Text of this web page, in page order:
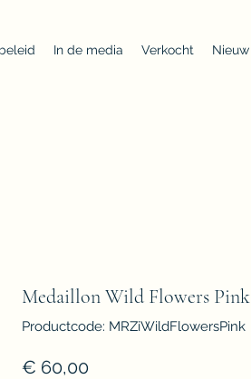
In de media Verkocht Nieuw
Medaillon Wild Flowers Pink
Productcode: MRZiWildFlowersPink
€ 60,00Prijs